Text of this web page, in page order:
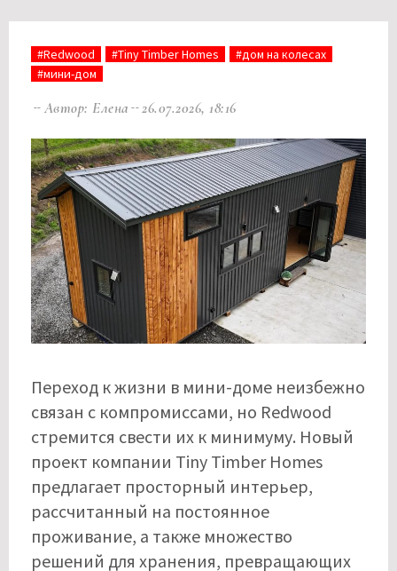
#Redwood #Tiny Timber Homes
#дом на колесах
#мини-дом
Автор: Елена 26.07.2026, 18:16
Переход к жизни в мини-доме неизбежно
связан с компромиссами, но Redwood
стремится свести их к минимуму. Новый
проект компании Tiny Timber Homes
предлагает просторный интерьер,
рассчитанный на постоянное
проживание, а также множество
решений для хранения, превращающих